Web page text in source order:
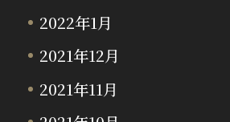
2022年1月
2021年12月
2021年11月